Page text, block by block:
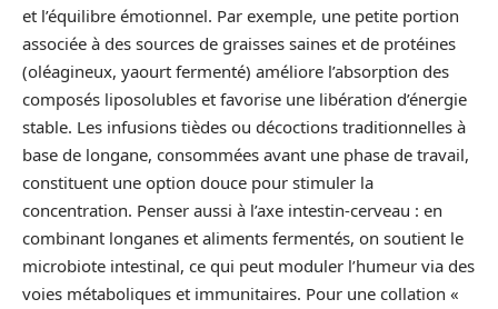
et l’équilibre émotionnel. Par exemple, une petite portion
associée à des sources de graisses saines et de protéines
(oléagineux, yaourt fermenté) améliore l’absorption des
composés liposolubles et favorise une libération d’énergie
stable. Les infusions tièdes ou décoctions traditionnelles à
base de longane, consommées avant une phase de travail,
constituent une option douce pour stimuler la
concentration. Penser aussi à l’axe intestin-cerveau : en
combinant longanes et aliments fermentés, on soutient le
microbiote intestinal, ce qui peut moduler l’humeur via des
voies métaboliques et immunitaires. Pour une collation «